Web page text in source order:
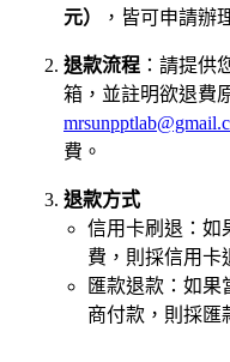
元）
，皆可申請辦
退款流程 ：請提供
箱，並註明欲退費
費。
退款方式
信用卡刷退：如
費，則採信用卡
匯款退款：如果
商付款，則採匯